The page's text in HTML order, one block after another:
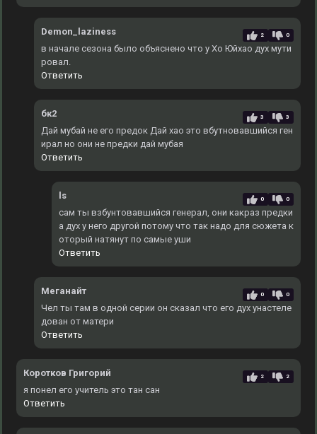
Demon_laziness 2 0
в начале сезона было объяснено что у Хо Юйхао дух мути
ровал.
Ответить
бк2 3 3
Дай мубай не его предок Дай хао это вбутновавшийся ген
ирал но они не предки дай мубая
Ответить
ls 0 0
сам ты взбунтовавшийся генерал, они какраз предки
а дух у него другой потому что так надо для сюжета к
оторый натянут по самые уши
Ответить
Меганайт 0 0
Чел ты там в одной серии он сказал что его дух унастеле
дован от матери
Ответить
Коротков Григорий 2 2
я понел его учитель это тан сан
Ответить